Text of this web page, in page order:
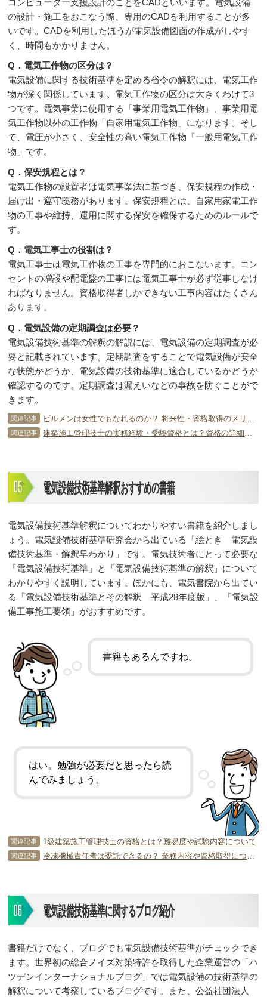
の設計・施工をおこなう際、専用のCADを利用することが多
いです。CADを利用したほうが電気設備図面の作成がしやす
く、時間もかかりません。
Q．電気工作物の区分は？
電気設備に関する技術基準を定める省令の解釈には、電気工作
物が深く関係しています。電気工作物の区分は大きくわけて3
つです。電気事業に使用する「事業用電気工作物」、事業用電
気工作物以外の工作物「自家用電気工作物」になります。そし
て、電圧が小さく、安全性の高い電気工作物「一般用電気工作
物」です。
Q．保安規程とは？
電気工作物の設置者は電気事業法に基づき、保安規程の作成・
届け出・遵守義務があります。保安規程とは、自家用家電工作
物の工事や維持、運用に関する保安を確保するためのルールで
す。
Q．電気工事士の役割は？
電気工事士は電気工作物の工事を専門的におこないます。コン
セントの増設や配電盤の工事には電気工事士が必ず従事しなけ
ればなりません。資格取得者しかできない工事内容はたくさん
あります。
Q．電気設備の定期調査は必要？
電気設備技術基準の解釈の解説には、電気設備の定期調査が必
要と記載されています。定期調査をすることで電気設備が安全
な状態かどうか、電気設備の技術基準に適合しているかどうか
確認するのです。定期調査は漏えいなどの事故を防ぐことがで
きます。
関連記事 ビルメンは女性でもなれるのか？ 将来性・資格取得のメリットなど解説
関連記事 建築施工管理技士の実務経験・受験資格とは？資格の詳細をチェック！
電気設備技術基準解釈おすすめの書籍
電気設備技術基準解釈についてわかりやすい書籍を紹介しまし
ょう。電気設備技術基準研究会から出ている「絵とき 電気設
備技術基準・解釈早わかり」です。電気技術者にとって必要な
「電気設備技術基準」と「電気設備技術基準の解釈」について
わかりやすく説明しています。ほかにも、電気書院から出てい
る「電気設備技術基準とその解釈 平成28年度版」、「電気設
備工事施工要領」がおすすめです。
書籍もあるんですね。
はい。勉強が必要だと思ったら読
んでみましょう。
関連記事 1級建築施工管理技士の資格とは？難易度や試験内容について
関連記事
電気設備技術基準に関するブログ紹介
書籍だけでなく、ブログでも電気設備技術基準がチェックでき
ます。世界初の総合ノイズ対策特許を取得した企業運営の「ハ
ツデンインターナショナルブログ」では電気設備の技術基準の
解釈について考察しているブログです。また、公益社団法人